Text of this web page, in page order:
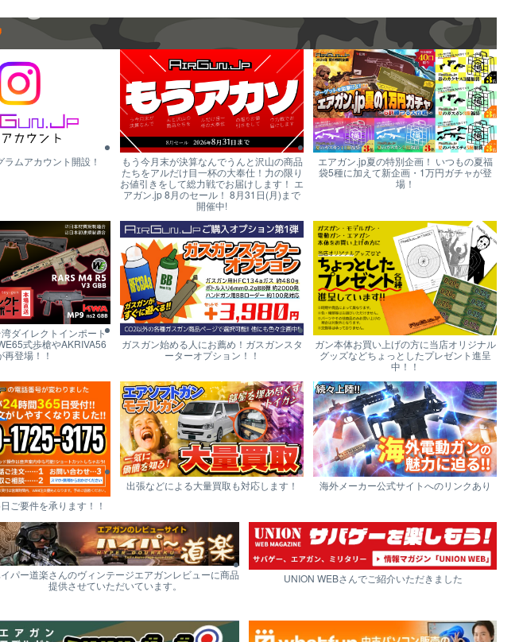
ムアカウント開設！
もう今月末が決算なんでうんと沢山の商品
たちをアルだけ目一杯の大奉仕！力の限り
お値引きをして総力戦でお届けします！ エ
アガン.jp 8月のセール！ 8月31日(月)まで
開催中!
エアガン.jp夏の特別企画！ いつもの夏福
袋5種に加えて新企画・1万円ガチャが登
場！
ダイレクトインポート
式歩槍やAKRIVA56
再登場！！
ガスガン始める人にお薦め！ガスガンスタ
ーターオプション！！
ガン本体お買い上げの方に当店オリジナル
グッズなどちょっとしたプレゼント進呈
中！！
ご要件を承ります！！
出張などによる大量買取も対応します！ 海外メーカー公式サイトへのリンクあり
パー道楽さんのヴィンテージエアガンレビューに商品
提供させていただいています。
UNION WEBさんでご紹介いただきました